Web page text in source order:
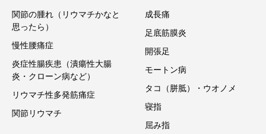
関節の腫れ（リウマチかなと
思ったら）
慢性腰痛症
炎症性腸疾患（潰瘍性大腸
炎・クローン病など）
リウマチ性多発筋痛症
関節リウマチ
成長痛
足底筋膜炎
開張足
モートン病
タコ（胼胝）・ウオノメ
寝指
屈み指